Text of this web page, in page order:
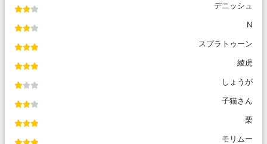
デニッシュ
N
スプラトゥーン
綾虎
しょうが
子猫さん
栗
モリムー